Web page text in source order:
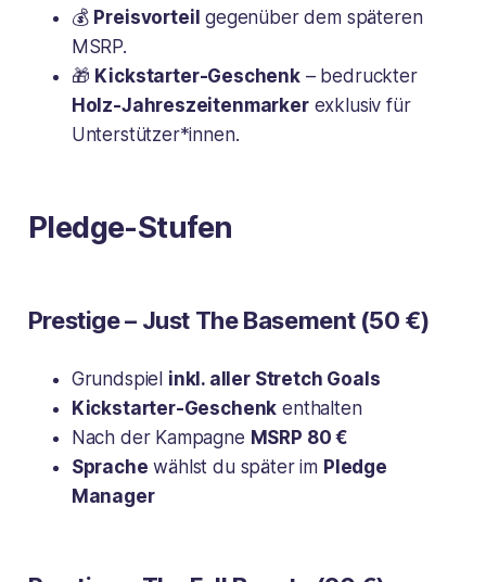
💰 Preisvorteil gegenüber dem späteren
MSRP.
🎁 Kickstarter-Geschenk– bedruckter
Holz-Jahreszeitenmarkerexklusiv für
Unterstützer*innen.
Pledge-Stufen
Prestige – Just The Basement (50 €)
Grundspiel inkl. aller Stretch Goals
Kickstarter-Geschenk enthalten
Nach der Kampagne MSRP 80 €
Sprache wählst du später im Pledge
Manager